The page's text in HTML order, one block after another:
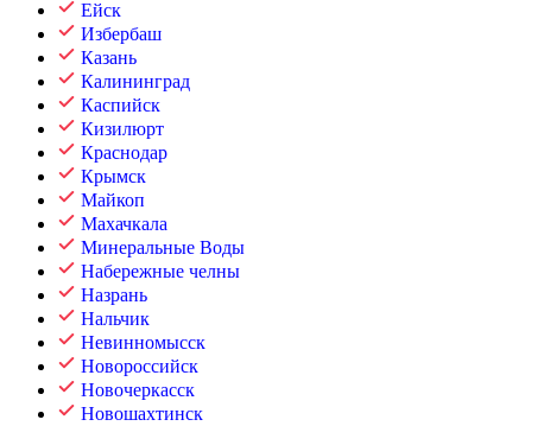
Ейск
Избербаш
Казань
Калининград
Каспийск
Кизилюрт
Краснодар
Крымск
Майкоп
Махачкала
Минеральные Воды
Набережные челны
Назрань
Нальчик
Невинномысск
Новороссийск
Новочеркасск
Новошахтинск